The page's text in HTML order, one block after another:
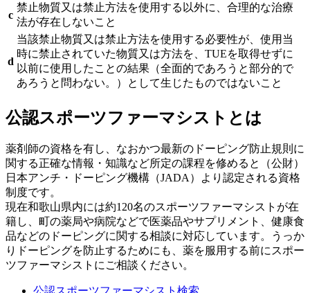
c
禁止物質又は禁止方法を使用する以外に、合理的な治療
法が存在しないこと
d
当該禁止物質又は禁止方法を使用する必要性が、使用当
時に禁止されていた物質又は方法を、TUEを取得せずに
以前に使用したことの結果（全面的であろうと部分的で
あろうと問わない。）として生じたものではないこと
公認スポーツファーマシストとは
薬剤師の資格を有し、なおかつ最新のドーピング防止規則に
関する正確な情報・知識など所定の課程を修めると（公財）
日本アンチ・ドーピング機構（JADA）より認定される資格
制度です。
現在和歌山県内には約120名のスポーツファーマシストが在
籍し、町の薬局や病院などで医薬品やサプリメント、健康食
品などのドーピングに関する相談に対応しています。うっか
りドーピングを防止するためにも、薬を服用する前にスポー
ツファーマシストにご相談ください。